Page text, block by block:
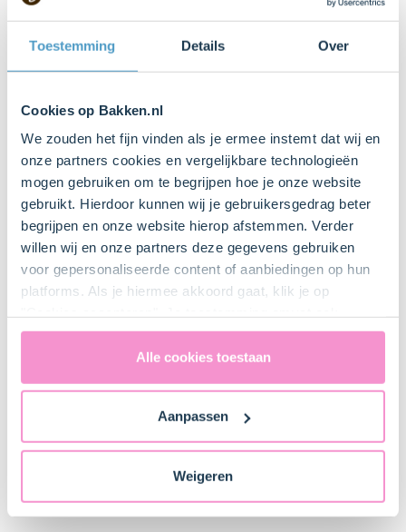
Toestemming Details Over
Cookies op Bakken.nl
We zouden het fijn vinden als je ermee instemt dat wij en
onze partners cookies en vergelijkbare technologieën
mogen gebruiken om te begrijpen hoe je onze website
gebruikt. Hierdoor kunnen wij je gebruikersgedrag beter
begrijpen en onze website hierop afstemmen. Verder
willen wij en onze partners deze gegevens gebruiken
voor gepersonaliseerde content of aanbiedingen op hun
platforms. Als je hiermee akkoord gaat, klik je op
uitdrukkelijk een eventuele gegevensoverdracht naar de
Verenigde Staten in de zin van artikel 49 AVG. Raadpleeg
ons
naar technology providers en partners in de Verenigde
Staten. Je kunt op elk moment van gedachten
Alle cookies toestaan
Aanpassen
Weigeren
Dr. Oetker Suikeroogjes
1 Zakje(s)
1 pak(ken)
Dr. Oetker Decoratiestiften kleur
1 Pak
Dr. Oetker Kleurstoffen
Keukenspullen
Geen!
Bestel gemakkelijk en snel je bakproducten
DeLeuksteTaartenshop